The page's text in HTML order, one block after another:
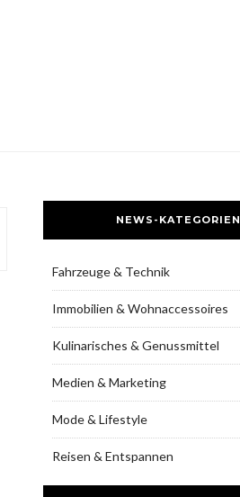
NEWS-KATEGORIEN
Fahrzeuge & Technik
Immobilien & Wohnaccessoires
Kulinarisches & Genussmittel
Medien & Marketing
Mode & Lifestyle
Reisen & Entspannen